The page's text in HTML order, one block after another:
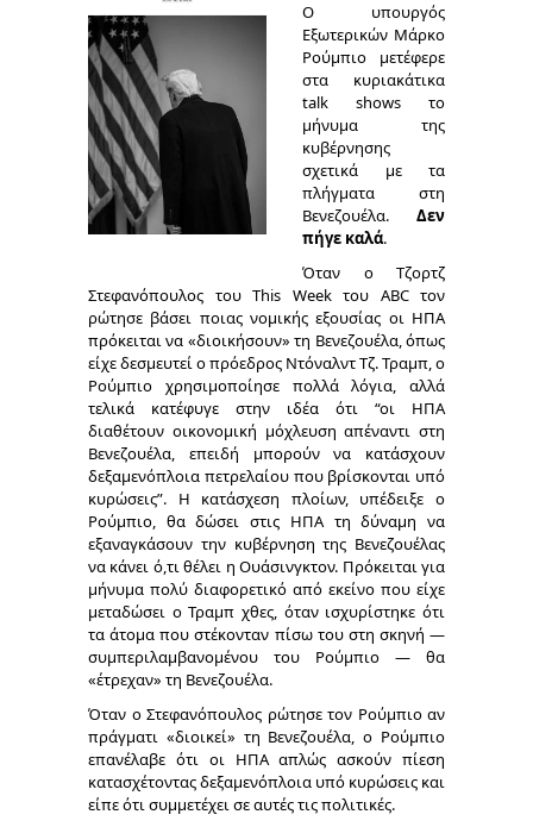
Ο υπουργός
Εξωτερικών Μάρκο
Ρούμπιο μετέφερε
στα κυριακάτικα
talk shows το
μήνυμα της
κυβέρνησης
σχετικά με τα
πλήγματα στη
Βενεζουέλα. Δεν
πήγε καλά.
Όταν ο Τζορτζ
Στεφανόπουλος του This Week του ABC τον
ρώτησε βάσει ποιας νομικής εξουσίας οι ΗΠΑ
πρόκειται να «διοικήσουν» τη Βενεζουέλα, όπως
είχε δεσμευτεί ο πρόεδρος Ντόναλντ Τζ. Τραμπ, ο
Ρούμπιο χρησιμοποίησε πολλά λόγια, αλλά
τελικά κατέφυγε στην ιδέα ότι “οι ΗΠΑ
διαθέτουν οικονομική μόχλευση απέναντι στη
Βενεζουέλα, επειδή μπορούν να κατάσχουν
δεξαμενόπλοια πετρελαίου που βρίσκονται υπό
κυρώσεις”. Η κατάσχεση πλοίων, υπέδειξε ο
Ρούμπιο, θα δώσει στις ΗΠΑ τη δύναμη να
εξαναγκάσουν την κυβέρνηση της Βενεζουέλας
να κάνει ό,τι θέλει η Ουάσινγκτον. Πρόκειται για
μήνυμα πολύ διαφορετικό από εκείνο που είχε
μεταδώσει ο Τραμπ χθες, όταν ισχυρίστηκε ότι
τα άτομα που στέκονταν πίσω του στη σκηνή —
συμπεριλαμβανομένου του Ρούμπιο — θα
«έτρεχαν» τη Βενεζουέλα.
Όταν ο Στεφανόπουλος ρώτησε τον Ρούμπιο αν
πράγματι «διοικεί» τη Βενεζουέλα, ο Ρούμπιο
επανέλαβε ότι οι ΗΠΑ απλώς ασκούν πίεση
κατασχέτοντας δεξαμενόπλοια υπό κυρώσεις και
είπε ότι συμμετέχει σε αυτές τις πολιτικές.